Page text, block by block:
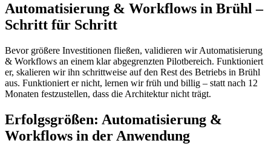
Automatisierung & Workflows in Brühl –
Schritt für Schritt
Bevor größere Investitionen fließen, validieren wir Automatisierung
& Workflows an einem klar abgegrenzten Pilotbereich. Funktioniert
er, skalieren wir ihn schrittweise auf den Rest des Betriebs in Brühl
aus. Funktioniert er nicht, lernen wir früh und billig – statt nach 12
Monaten festzustellen, dass die Architektur nicht trägt.
Erfolgsgrößen: Automatisierung &
Workflows in der Anwendung